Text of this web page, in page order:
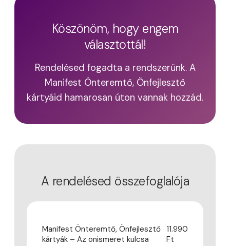
Köszönöm, hogy engem
választottál!
Rendelésed fogadta a rendszerünk. A
Manifest Önteremtő, Önfejlesztő
kártyáid hamarosan úton vannak hozzád.
A rendelésed összefoglalója
Manifest Önteremtő, Önfejlesztő
kártyák – Az önismeret kulcsa
11.990
Ft